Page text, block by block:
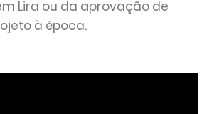
Lira ou da aprovação de
à época.